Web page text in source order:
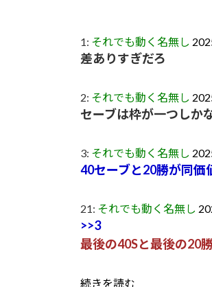
1: それでも動く名無し
差ありすぎだろ
2: それでも動く名無し
セーブは枠が一つしか
3: それでも動く名無し
40セーブと20勝が同価
21: それでも動く名無し
>>3
最後の40Sと最後の20
続きを読む